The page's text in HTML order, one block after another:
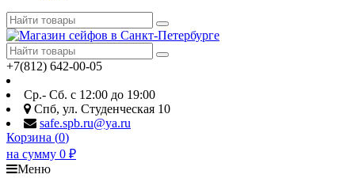
+7(812) 642-00-05
Ср.- Сб. с 12:00 до 19:00
Спб, ул. Студенческая 10
safe.spb.ru@ya.ru
Корзина (0)
на сумму 0 ₽
Меню